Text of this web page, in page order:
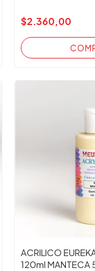
$2.360,00
ACRILICO
120ml MANTECA